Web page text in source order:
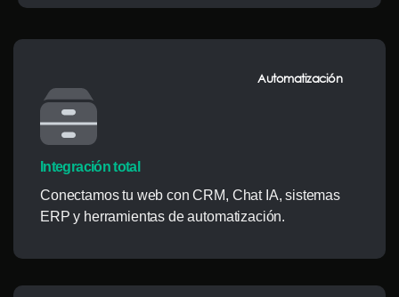
Automatización
Integración total
Conectamos tu web con CRM, Chat IA, sistemas
ERP y herramientas de automatización.